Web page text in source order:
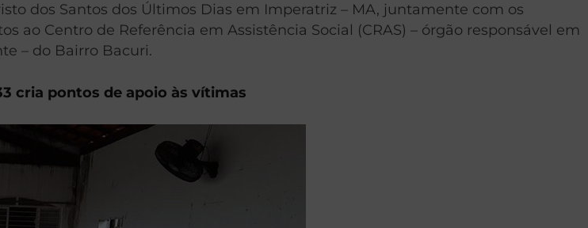
dos Santos dos Últimos Dias em Imperatriz – MA, juntamente com os
Centro de Referência em Assistência Social (CRAS) – órgão responsável em
– do Bairro Bacuri.
cria pontos de apoio às vítimas